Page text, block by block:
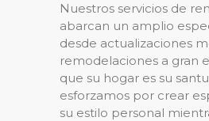
Nuestros servicios de
abarcan un amplio
desde actualizaciones
remodelaciones a gran
que su hogar es su
esforzamos por crear
su estilo personal